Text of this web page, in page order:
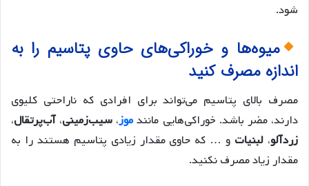
شود.
میوه‌ها و خوراکی‌های حاوی پتاسیم را به
اندازه مصرف کنید
مصرف بالای پتاسیم می‌تواند برای افرادی که ناراحتی کلیوی
دارند، مضر باشد. خوراکی‌هایی مانندموز، سیب‌زمینی،آب‌پرتقال،
زردآلو، لبنیات و … که حاوی مقدار زیادی پتاسیم هستند را به
مقدار زیاد مصرف نکنید.